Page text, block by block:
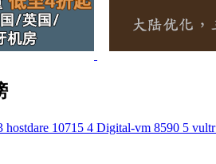
hostdare 10715 4 Digital-vm 8590 5 vultr